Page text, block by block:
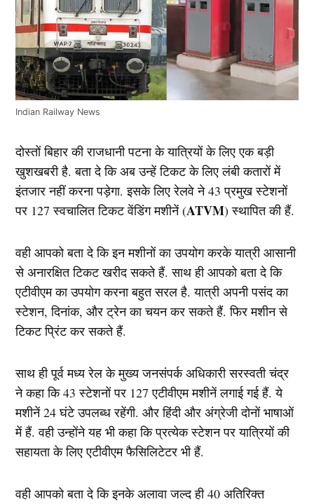
Indian Railway News
दोस्तों बिहार की राजधानी पटना के यात्रियों के लिए एक बड़ी
खुशखबरी है. बता दे कि अब उन्हें टिकट के लिए लंबी कतारों में
इंतजार नहीं करना पड़ेगा. इसके लिए रेलवे ने 43 प्रमुख स्टेशनों
पर 127 स्वचालित टिकट वेंडिंग मशीनें (ATVM) स्थापित की हैं.
वही आपको बता दे कि इन मशीनों का उपयोग करके यात्री आसानी
से अनारक्षित टिकट खरीद सकते हैं. साथ ही आपको बता दे कि
एटीवीएम का उपयोग करना बहुत सरल है. यात्री अपनी पसंद का
स्टेशन, दिनांक, और ट्रेन का चयन कर सकते हैं. फिर मशीन से
टिकट प्रिंट कर सकते हैं.
साथ ही पूर्व मध्य रेल के मुख्य जनसंपर्क अधिकारी सरस्वती चंद्र
ने कहा कि 43 स्टेशनों पर 127 एटीवीएम मशीनें लगाई गई हैं. ये
मशीनें 24 घंटे उपलब्ध रहेंगी. और हिंदी और अंग्रेजी दोनों भाषाओं
में हैं. वही उन्होंने यह भी कहा कि प्रत्येक स्टेशन पर यात्रियों की
सहायता के लिए एटीवीएम फैसिलिटेटर भी हैं.
वही आपको बता दे कि इनके अलावा जल्द ही 40 अतिरिक्त